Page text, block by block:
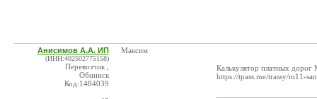
Анисимов А.А. ИП
(ИНН:402502775158)
Перевозчик ,
Обнинск
Код:1484039
Максим
Калькулятор платных
https://tpass.me/trassy/m11-